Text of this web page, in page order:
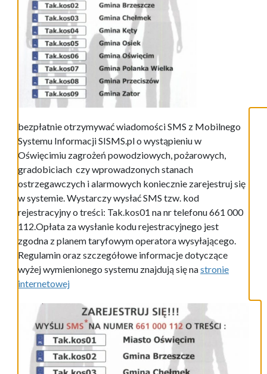
bezpłatnie otrzymywać wiadomości SMS z Mobilnego
Systemu Informacji SISMS.pl o wystąpieniu w
Oświęcimiu zagrożeń powodziowych, pożarowych,
gradobiciach czy wprowadzonych stanach
ostrzegawczych i alarmowych koniecznie zarejestruj się
w systemie. Wystarczy wysłać SMS tzw. kod
rejestracyjny o treści: Tak.kos01 na nr telefonu 661 000
112.Opłata za wysłanie kodu rejestracyjnego jest
zgodna z planem taryfowym operatora wysyłającego.
Regulamin oraz szczegółowe informacje dotyczące
wyżej wymienionego systemu znajdują się nastronie
internetowej